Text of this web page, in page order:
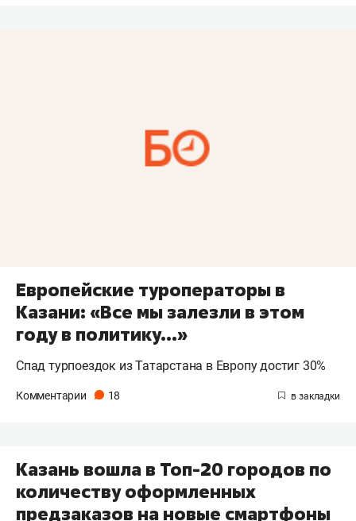
Европейские туроператоры в
Казани: «Все мы залезли в этом
году в политику...»
Спад турпоездок из Татарстана в Европу достиг 30%
Комментарии 18
Казань вошла в Топ-20 городов по
количеству оформленных
предзаказов на новые смартфоны